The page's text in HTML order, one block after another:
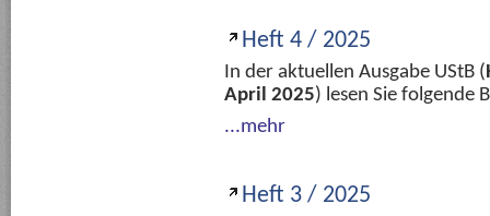
Heft 4 / 2025
In der aktuellen Ausgabe UStB (
April 2025) lesen Sie folgende
...mehr
Heft 3 / 2025